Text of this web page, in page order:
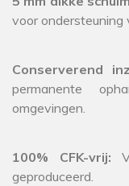
voor ondersteuning
Conserverend
permanente
omgevingen.
100% CFK-vrij:
geproduceerd.